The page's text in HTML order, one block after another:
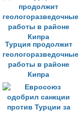
российское оружие
Турция продолжит
геологоразведочные
работы в районе
Кипра